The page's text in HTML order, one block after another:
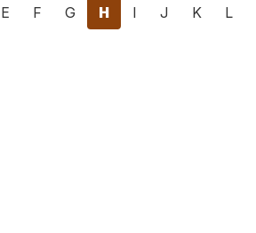
E F G H I J K L